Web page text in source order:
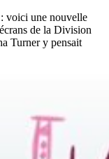
: voici une nouvelle
de la Division
Turner y pensait